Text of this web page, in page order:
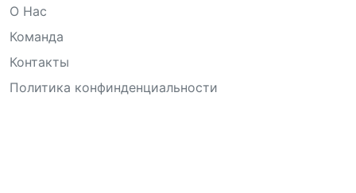
О Нас
Команда
Контакты
Политика конфинденциальности